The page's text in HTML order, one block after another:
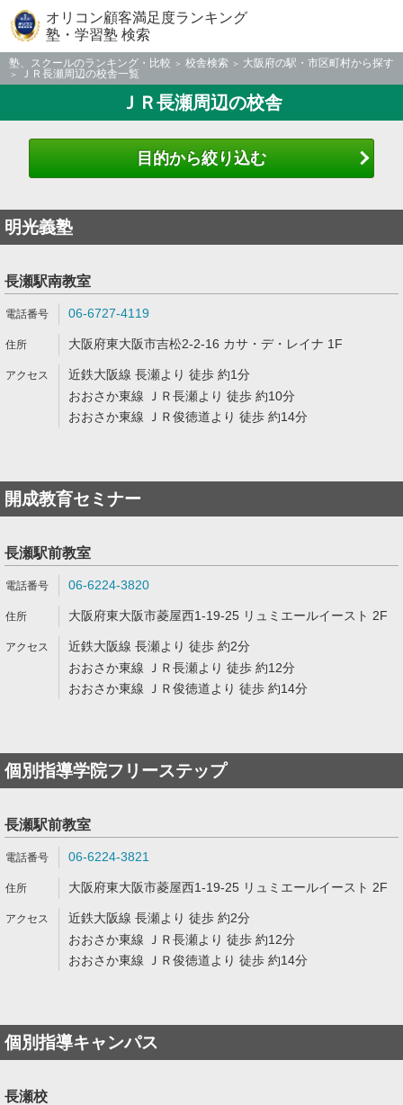
オリコン顧客満足度ランキング
塾・学習塾 検索
塾、スクールのランキング・比較 校舎検索
大阪府の駅・市区町村から探す
ＪＲ長瀬周辺の校舎一覧
ＪＲ長瀬周辺の校舎
目的から絞り込む
明光義塾
長瀬駅南教室
06-6727-4119
大阪府東大阪市吉松2-2-16 カサ・デ・レイナ 1F
近鉄大阪線 長瀬より 徒歩 約1分
おおさか東線 ＪＲ長瀬より 徒歩 約10分
おおさか東線 ＪＲ俊徳道より 徒歩 約14分
開成教育セミナー
長瀬駅前教室
06-6224-3820
大阪府東大阪市菱屋西1-19-25 リュミエールイースト 2F
近鉄大阪線 長瀬より 徒歩 約2分
おおさか東線 ＪＲ長瀬より 徒歩 約12分
おおさか東線 ＪＲ俊徳道より 徒歩 約14分
個別指導学院フリーステップ
長瀬駅前教室
06-6224-3821
大阪府東大阪市菱屋西1-19-25 リュミエールイースト 2F
近鉄大阪線 長瀬より 徒歩 約2分
おおさか東線 ＪＲ長瀬より 徒歩 約12分
おおさか東線 ＪＲ俊徳道より 徒歩 約14分
個別指導キャンパス
長瀬校